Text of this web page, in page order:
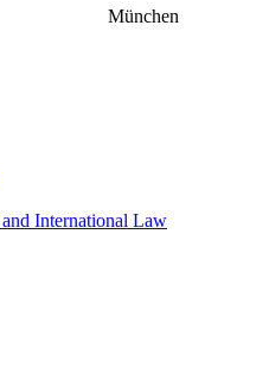
München
International Law